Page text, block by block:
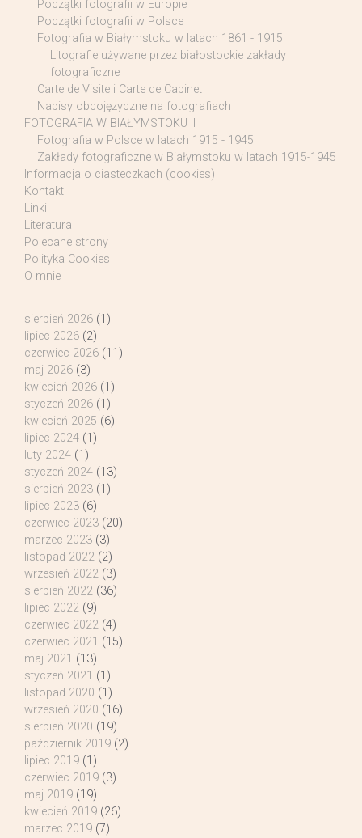
Początki fotografii w Europie
Początki fotografii w Polsce
Fotografia w Białymstoku w latach 1861 - 1915
Litografie używane przez białostockie zakłady
fotograficzne
Carte de Visite i Carte de Cabinet
Napisy obcojęzyczne na fotografiach
FOTOGRAFIA W BIAŁYMSTOKU II
Fotografia w Polsce w latach 1915 - 1945
Zakłady fotograficzne w Białymstoku w latach 1915-1945
Informacja o ciasteczkach (cookies)
Kontakt
Linki
Literatura
Polecane strony
Polityka Cookies
O mnie
sierpień 2026 (1)
lipiec 2026 (2)
czerwiec 2026 (11)
maj 2026 (3)
kwiecień 2026 (1)
styczeń 2026 (1)
kwiecień 2025 (6)
lipiec 2024 (1)
luty 2024 (1)
styczeń 2024 (13)
sierpień 2023 (1)
lipiec 2023 (6)
czerwiec 2023 (20)
marzec 2023 (3)
listopad 2022 (2)
wrzesień 2022 (3)
sierpień 2022 (36)
lipiec 2022 (9)
czerwiec 2022 (4)
czerwiec 2021 (15)
maj 2021 (13)
styczeń 2021 (1)
listopad 2020 (1)
wrzesień 2020 (16)
sierpień 2020 (19)
październik 2019 (2)
lipiec 2019 (1)
czerwiec 2019 (3)
maj 2019 (19)
kwiecień 2019 (26)
marzec 2019 (7)